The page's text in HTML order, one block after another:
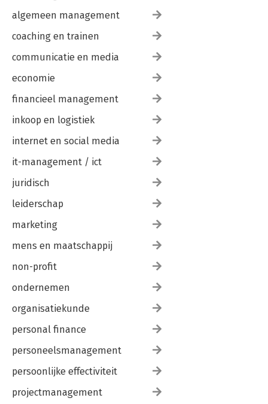
13 Evalueren en leren 191
13.1 Proces van risicomanagement 193
13.2 Inhoud van het risicomanagement 196
Nawoord 199
Bijlagen 201
1 ISO 203
2 Risicomanagement bij programma’s 205
3 Competentiemonitor 215
5 Quickscan risicomanagement 225
Bronnenlijst 241
Over de auteurs 243
algemeen management
coaching en trainen
communicatie en media
economie
financieel management
inkoop en logistiek
internet en social media
it-management / ict
juridisch
leiderschap
marketing
mens en maatschappij
non-profit
ondernemen
organisatiekunde
personal finance
personeelsmanagement
persoonlijke effectiviteit
projectmanagement